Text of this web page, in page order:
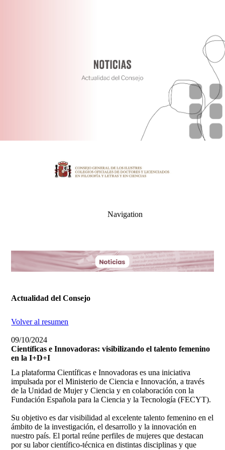
Navigation
Actualidad del Consejo
Volver al resumen
09/10/2024
Científicas e Innovadoras: visibilizando el talento femenino
en la I+D+I
La plataforma Científicas e Innovadoras es una iniciativa
impulsada por el Ministerio de Ciencia e Innovación, a través
de la Unidad de Mujer y Ciencia y en colaboración con la
Fundación Española para la Ciencia y la Tecnología (FECYT).
Su objetivo es dar visibilidad al excelente talento femenino en el
ámbito de la investigación, el desarrollo y la innovación en
nuestro país. El portal reúne perfiles de mujeres que destacan
por su labor científico-técnica en distintas disciplinas y que